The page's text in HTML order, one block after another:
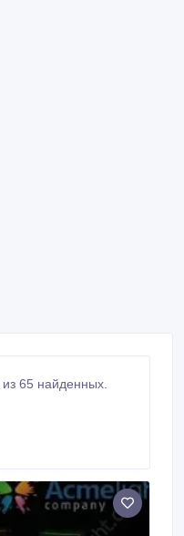
65 найденных.